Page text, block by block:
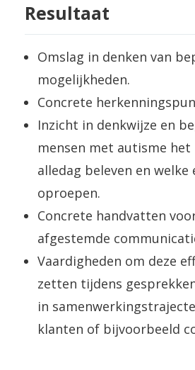
Resultaat
Omslag in denken van
mogelijkheden.
Concrete
Inzicht in denkwijze en
mensen met autisme het
alledag beleven en
oproepen.
Concrete handvatten
afgestemde
Vaardigheden om deze
zetten tijdens
in
klanten of bijvoorbeeld